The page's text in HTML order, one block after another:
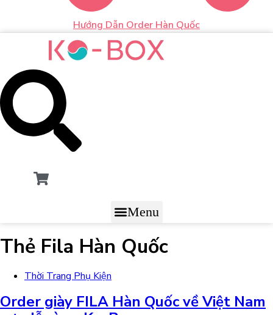
Hướng Dẫn Order Hàn Quốc
Menu
Thẻ Fila Hàn Quốc
Thời Trang Phụ Kiện
Order giày FILA Hàn Quốc về Việt Nam